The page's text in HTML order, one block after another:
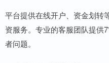
平台提供在线开户、资金划转
资服务。专业的客服团队提供
者问题。